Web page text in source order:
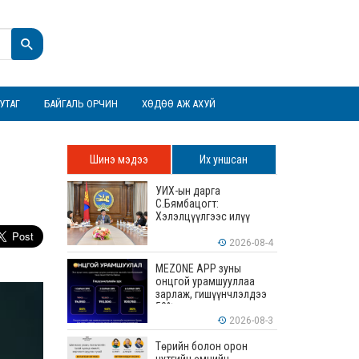
БАЙГАЛЬ ОРЧИН ХӨДӨӨ АЖ АХУЙ
Шинэ мэдээ Их уншсан
УИХ-ын дарга
С.Бямбацогт:
Хэлэлцүүлгээс илүү
илүү бодит үр дүн чухал
2026-08-4
MEZONE APP зуны
онцгой урамшууллаа
зарлаж, гишүүнчлэлдээ
50% хүртэлх хөнгөлөлт
үзүүлж эхэллээ 2026-08-3
Төрийн болон орон